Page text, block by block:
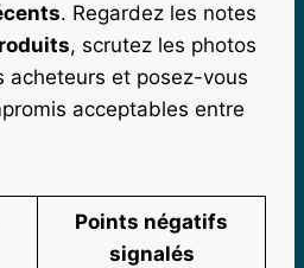
. Regardez les notes
, scrutez les photos
acheteurs et posez-vous
acceptables entre
Points négatifs
signalés